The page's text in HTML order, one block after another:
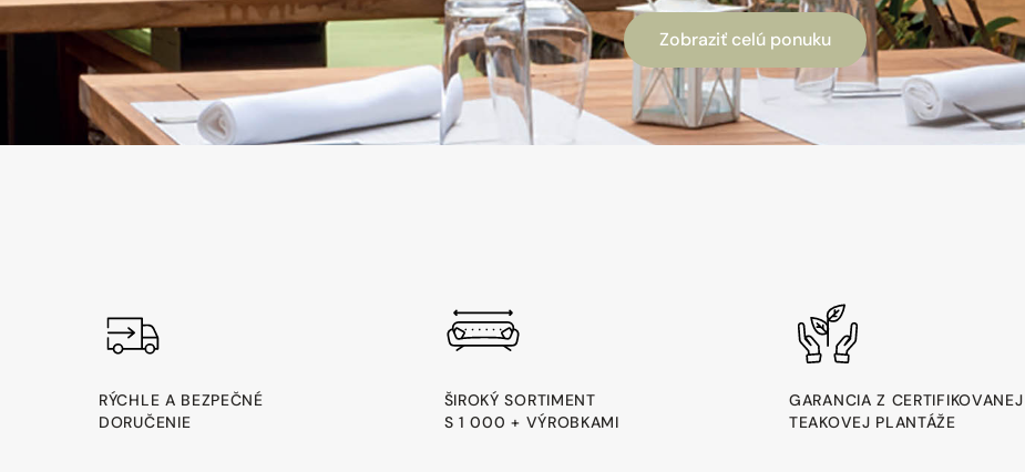
Zobraziť celú ponuku
RÝCHLE A BEZPEČNÉ
DORUČENIE
ŠIROKÝ SORTIMENT
S 1 000 + VÝROBKAMI
GARANCIA Z CERTIFIKOVANEJ
TEAKOVEJ PLANTÁŽE